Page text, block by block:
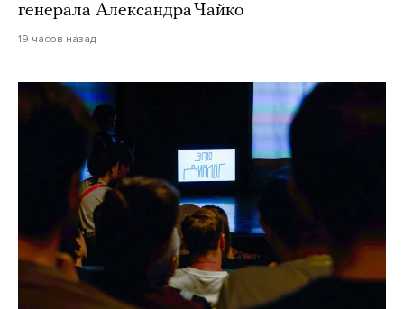
генерала Александра Чайко
19 часов назад